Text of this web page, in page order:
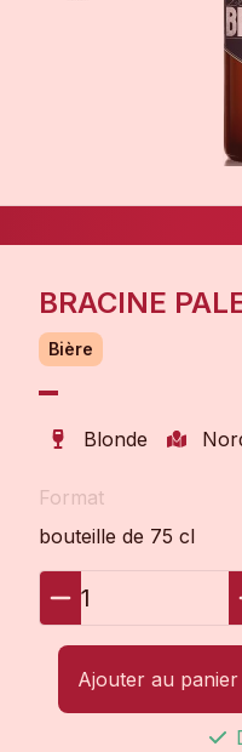
BRACINE
Bière
Blonde
Format
bouteille de 75 cl
1
Ajouter au panier